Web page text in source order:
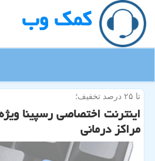
كمك وب
تا ۲۵ درصد تخفیف؛
اینترنت اختصاصی رسپینا
مراكز درمانی